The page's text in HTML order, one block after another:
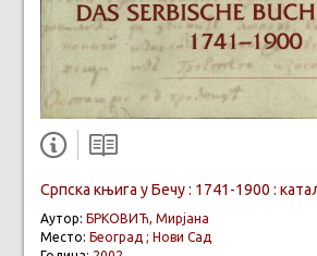
Српска књига у Бечу : 1741-1900 :
Аутор: БРКОВИЋ, Мирјана
Место: Београд ; Нови Сад